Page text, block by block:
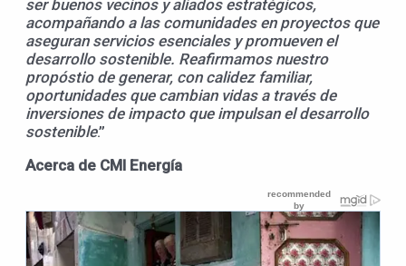
ser buenos vecinos y aliados estratégicos,
acompañando a las comunidades en proyectos que
aseguran servicios esenciales y promueven el
desarrollo sostenible. Reafirmamos nuestro
propóstio de generar, con calidez familiar,
oportunidades que cambian vidas a través de
inversiones de impacto que impulsan el desarrollo
sostenible.”
Acerca de CMI Energía